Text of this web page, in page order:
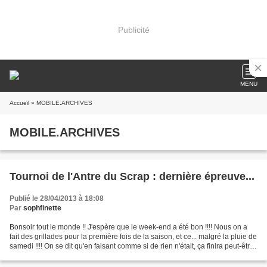
Publicité
MENU
Accueil » MOBILE.ARCHIVES
MOBILE.ARCHIVES
Tournoi de l'Antre du Scrap : dernière épreuve...
Publié le 28/04/2013 à 18:08
Par sophfinette
Bonsoir tout le monde !! J'espère que le week-end a été bon !!!! Nous on a
fait des grillades pour la première fois de la saison, et ce... malgré la pluie de
samedi !!!! On se dit qu'en faisant comme si de rien n'était, ça finira peut-être